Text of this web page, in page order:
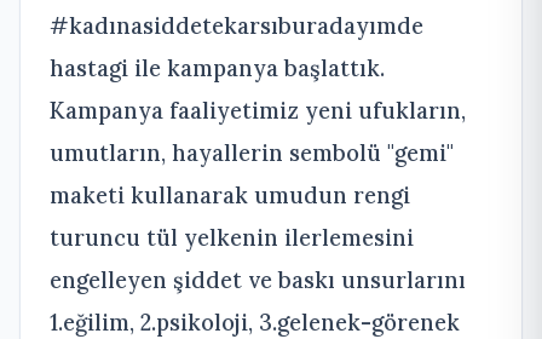
#kadınasiddetekarsıburadayımde
hastagi ile kampanya başlattık.
Kampanya faaliyetimiz yeni ufukların,
umutların, hayallerin sembolü "gemi"
maketi kullanarak umudun rengi
turuncu tül yelkenin ilerlemesini
engelleyen şiddet ve baskı unsurlarını
1.eğilim, 2.psikoloji, 3.gelenek-görenek